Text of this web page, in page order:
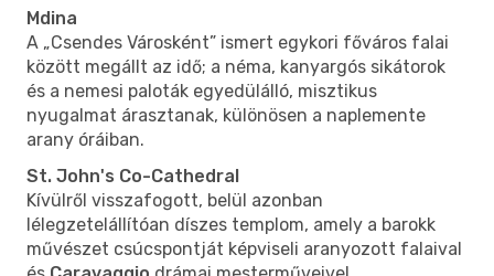
Mdina
A „Csendes Városként” ismert egykori főváros falai
között megállt az idő; a néma, kanyargós sikátorok
és a nemesi paloták egyedülálló, misztikus
nyugalmat árasztanak, különösen a naplemente
arany óráiban.
St. John's Co-Cathedral
Kívülről visszafogott, belül azonban
lélegzetelállítóan díszes templom, amely a barokk
művészet csúcspontját képviseli aranyozott falaival